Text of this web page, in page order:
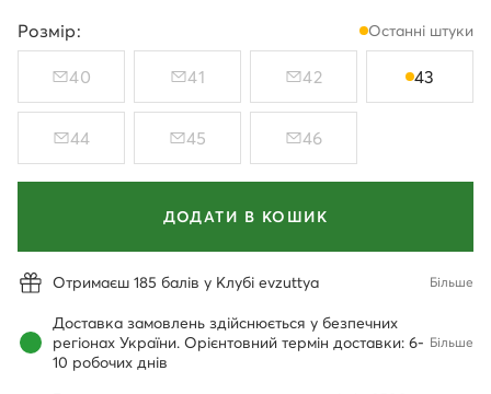
Розмір: Останні штуки
40 41 42 43
44 45 46
ДОДАТИ В КОШИК
Отримаєш 185 балів у Клубі evzuttya Більше
Доставка замовлень здійснюється у безпечних
регіонах України. Орієнтовний термін доставки: 6-
10 робочих днів
Більше